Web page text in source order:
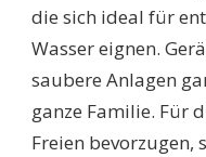
die sich ideal für
Wasser eignen.
saubere Anlagen
ganze Familie. Für
Freien bevorzugen,